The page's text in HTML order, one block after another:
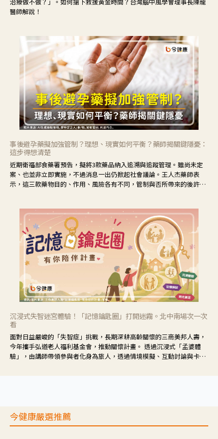
醫師解說！
事後避孕藥擬加強管制？理想、現實如何平衡？藥師揭關鍵隱憂：
這步得想清楚
近期衛福部食藥署預告，擬將3款藥品納入追溯與追蹤管理。雖尚未定
案、也並非立即實施，不過消息一出仍掀起社會議論。王人杰藥師表
示，這三款藥物目的、作用、風險各有不同，管制與否所帶來的後許影
沉浸式失智迷宮體驗！「記憶鑰匙圈」打開迷霧。北中南場次一次
看
面對日益嚴峻的「失智症」挑戰，長期深耕高齡關懷的三商美邦人壽，
今年攜手弘道老人福利基金會，推動關懷計畫。 透過沉浸式「孟婆體
驗」，由講師帶領參與者化身為旅人，透過情境模擬、互動討論與卡牌
今健康嚴選推薦